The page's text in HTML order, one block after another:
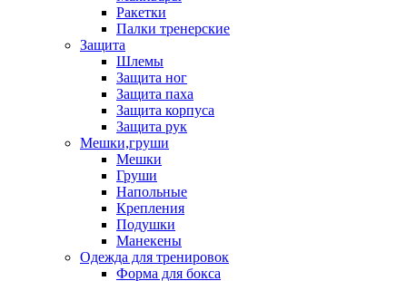
Ракетки
Палки тренерские
Защита
Шлемы
Защита ног
Защита паха
Защита корпуса
Защита рук
Мешки,груши
Мешки
Груши
Напольные
Крепления
Подушки
Манекены
Одежда для тренировок
Форма для бокса